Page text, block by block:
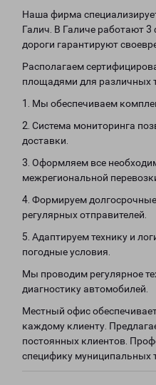
Наша фирма
Галич. В Галиче работают
дороги гарантируют
Располагаем
площадями для различных
1. Мы обеспечиваем
2. Система мониторинга
доставки.
3. Оформляем все
межрегиональной
4. Формируем
регулярных отправителей.
5. Адаптируем технику и
погодные условия.
Мы проводим регулярное
диагностику автомобилей.
Местный офис
каждому клиенту.
постоянных клиентов.
специфику муниципальных